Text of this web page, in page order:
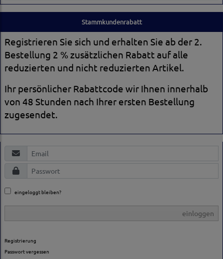
Stammkundenrabatt
Registrieren Sie sich und erhalten Sie ab der 2.
Bestellung 2 % zusätzlichen Rabatt auf alle
reduzierten und nicht reduzierten Artikel.
Ihr persönlicher Rabattcode wir Ihnen innerhalb
von 48 Stunden nach Ihrer ersten Bestellung
zugesendet.
eingeloggt bleiben?
einloggen
Registrierung
Passwort vergessen